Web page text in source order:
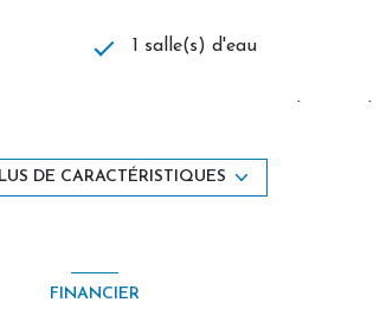
1 salle(s) d'eau
exposition Sud-Ouest
DE CARACTÉRISTIQUES
FINANCIER